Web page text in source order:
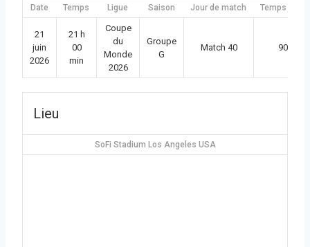
Date Temps Ligue Saison Jour de match Temps plein
21
juin
2026
21 h
00
min
Coupe
du
Monde
2026
Groupe
G
Match 40 90'
Lieu
SoFi Stadium Los Angeles USA